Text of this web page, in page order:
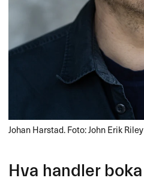
Johan Harstad. Foto: John Erik Riley
Hva handler